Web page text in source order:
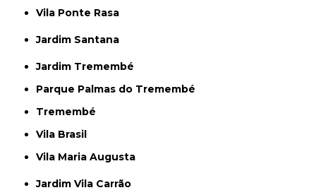
Vila Ponte Rasa
Jardim Santana
Jardim Tremembé
Parque Palmas do Tremembé
Tremembé
Vila Brasil
Vila Maria Augusta
Jardim Vila Carrão